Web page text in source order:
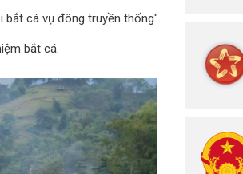
bắt cá vụ đông truyền thống".
bắt cá.